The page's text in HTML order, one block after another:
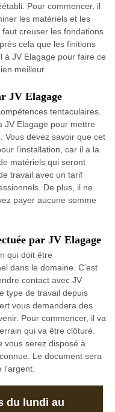
Pour commencer, il
les matériels et les
creuser les fondations
cela que les finitions
à JV Elagage pour faire ce
meilleur.
JV Elagage
tentaculaires.
JV Elagage pour mettre
Vous devez savoir que cet
l'installation, car il a la
matériels qui seront
travail avec un tarif
De plus, il ne
payer aucune somme
par JV Elagage
qui doit être
dans le domaine. C'est
contact avec JV
type de travail depuis
vous demandera des
Pour commencer, il va
qui va être clôturé.
vous serez disposé à
Le document sera
l'argent.
du lundi au